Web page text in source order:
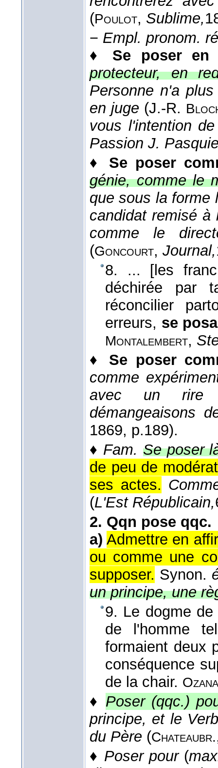
(Poulot, Sublime,
− Empl. pronom.
♦ Se poser en
protecteur, en
Personne n'a
en juge (J.-R.
vous l'intention
Passion J.
♦ Se poser
génie, comme le
que sous la forme
candidat remisé à
comme le
(Goncourt, Journal,
8. ... [les
déchirée par
réconcilier
erreurs, se
Montalembert,
♦ Se poser
comme
avec un rire
démangeaisons
1869, p.189).
♦ Fam. Se poser
de peu de
ses actes.
(L'Est Républicain,
2. Qqn pose qqc.
a) Admettre en
ou comme une
supposer. Synon.
un principe, une
9. Le dogme
de l'homme
formaient deux
conséquence
de la chair.
♦ Poser (qqc.)
principe, et le
du Père (Chateaubr.
♦ Poser pour(